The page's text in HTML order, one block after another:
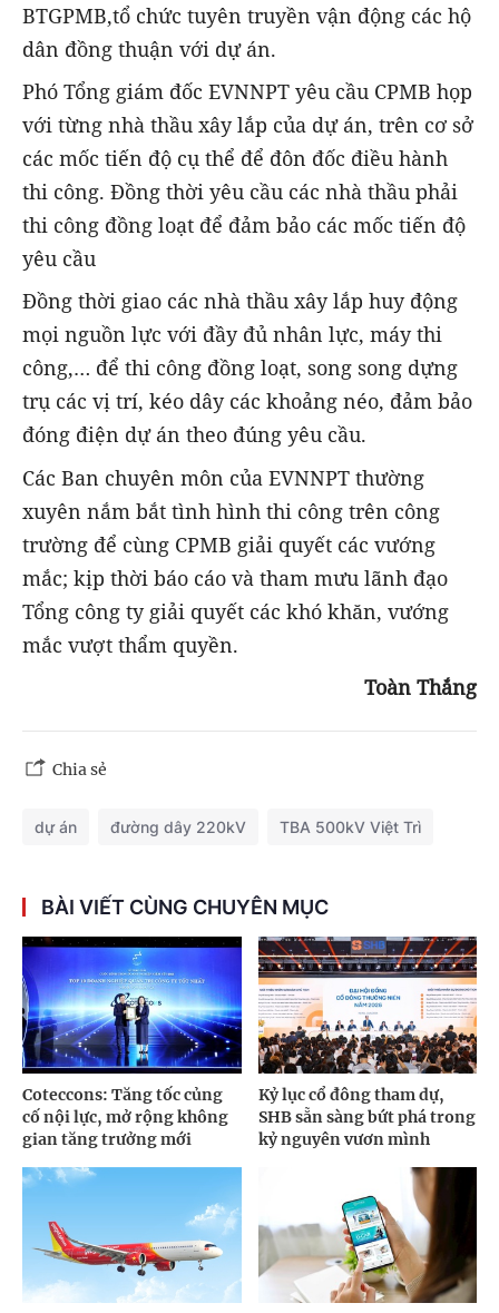
BTGPMB,tổ chức tuyên truyền vận động các hộ
dân đồng thuận với dự án.
Phó Tổng giám đốc EVNNPT yêu cầu CPMB họp
với từng nhà thầu xây lắp của dự án, trên cơ sở
các mốc tiến độ cụ thể để đôn đốc điều hành
thi công. Đồng thời yêu cầu các nhà thầu phải
thi công đồng loạt để đảm bảo các mốc tiến độ
yêu cầu
Đồng thời giao các nhà thầu xây lắp huy động
mọi nguồn lực với đầy đủ nhân lực, máy thi
công,… để thi công đồng loạt, song song dựng
trụ các vị trí, kéo dây các khoảng néo, đảm bảo
đóng điện dự án theo đúng yêu cầu.
Các Ban chuyên môn của EVNNPT thường
xuyên nắm bắt tình hình thi công trên công
trường để cùng CPMB giải quyết các vướng
mắc; kịp thời báo cáo và tham mưu lãnh đạo
Tổng công ty giải quyết các khó khăn, vướng
mắc vượt thẩm quyền.
Toàn Thắng
Chia sẻ
dự án đường dây 220kV TBA 500kV Việt Trì
BÀI VIẾT CÙNG CHUYÊN MỤC
Coteccons: Tăng tốc củng
cố nội lực, mở rộng không
gian tăng trưởng mới
Kỷ lục cổ đông tham dự,
SHB sẵn sàng bứt phá trong
kỷ nguyên vươn mình